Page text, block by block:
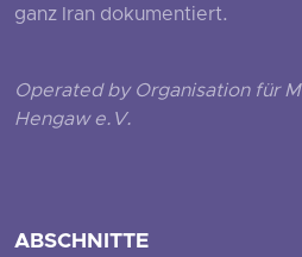
ganz Iran dokumentiert.
Operated by Organisation für
Hengaw e.V.
ABSCHNITTE